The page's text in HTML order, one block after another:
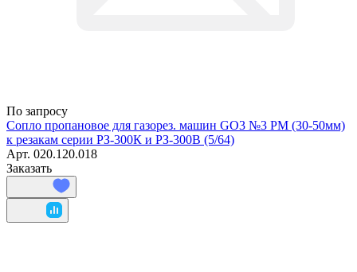
По запросу
Сопло пропановое для газорез. машин GO3 №3 РМ (30-50мм)
к резакам серии РЗ-300К и РЗ-300В (5/64)
Арт. 020.120.018
Заказать